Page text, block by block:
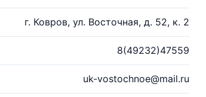
г. Ковров, ул. Восточная, д. 52, к. 2
8(49232)47559
uk-vostochnoe@mail.ru